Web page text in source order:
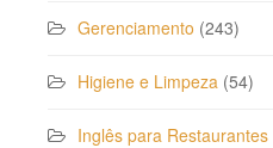
Gerenciamento (243)
Higiene e Limpeza (54)
Inglês para Restaurantes